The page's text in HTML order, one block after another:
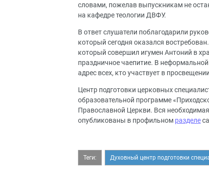
словами, пожелав выпускникам не
на кафедре теологии ДВФУ.
В ответ слушатели поблагодарили
который сегодня оказался
который совершил игумен Антоний в
праздничное чаепитие. В
адрес всех, кто участвует в
Центр подготовки церковных
образовательной программе
Православной Церкви. Вся
опубликованы в профильном разделе
Теги: Духовный центр подготовки